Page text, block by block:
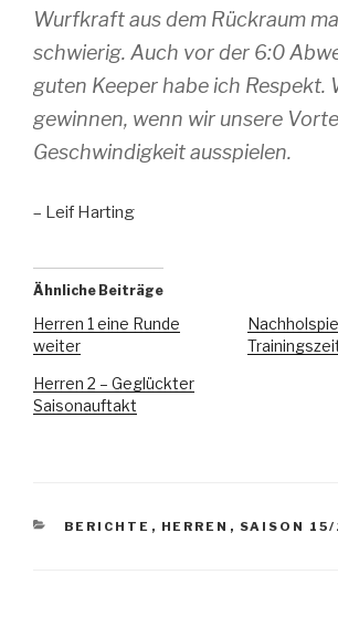
Wurfkraft aus dem Rückraum
schwierig. Auch vor der 6:0
guten Keeper habe ich Respekt.
gewinnen, wenn wir unsere
Geschwindigkeit ausspielen.
– Leif Harting
Ähnliche Beiträge
Herren 1 eine Runde
weiter
Herren 2 – Geglückter
Saisonauftakt
BERICHTE , HERREN , SAISON 15/